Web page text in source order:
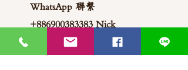
WhatsApp 聯繫
+886900383383 Nick
+886903517999 Wen